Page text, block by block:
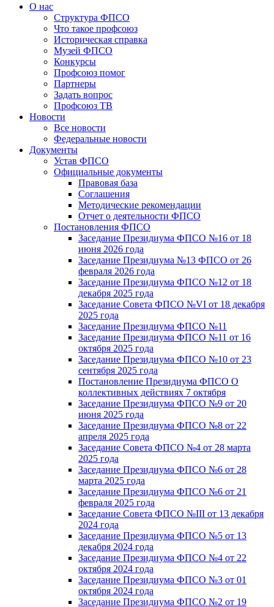
О нас
Структура ФПСО
Что такое профсоюз
Историческая справка
Музей ФПСО
Конкурсы
Профсоюз помог
Партнеры
Задать вопрос
Профсоюз ТВ
Новости
Все новости
Федеральные новости
Документы
Устав ФПСО
Официальные документы
Правовая база
Соглашения
Методические рекомендации
Отчет о деятельности ФПСО
Постановления ФПСО
Заседание Президиума ФПСО №16 от 18
июня 2026 года
Заседание Президиума №13 ФПСО от 26
февраля 2026 года
Заседание Президиума ФПСО №12 от 18
декабря 2025 года
Заседание Совета ФПСО №VI от 18 декабря
2025 года
Заседание Президиума ФПСО №11
Заседание Президиума ФПСО №11 от 16
октября 2025 года
Заседание Президиума ФПСО №10 от 23
сентября 2025 года
Постановление Президиума ФПСО О
коллективных действиях 7 октября
Заседание Президиума ФПСО №9 от 20
июня 2025 года
Заседание Президиума ФПСО №8 от 22
апреля 2025 года
Заседание Совета ФПСО №4 от 28 марта
2025 года
Заседание Президиума ФПСО №6 от 28
марта 2025 года
Заседание Президиума ФПСО №6 от 21
февраля 2025 года
Заседание Совета ФПСО №III от 13 декабря
2024 года
Заседание Президиума ФПСО №5 от 13
декабря 2024 года
Заседание Президиума ФПСО №4 от 22
октября 2024 года
Заседание Президиума ФПСО №3 от 01
октября 2024 года
Заседание Президиума ФПСО №2 от 19